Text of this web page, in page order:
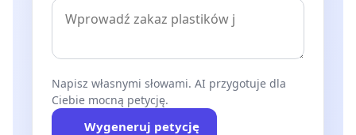
Napisz własnymi słowami. AI przygotuje dla
Ciebie mocną petycję.
Wygeneruj petycję